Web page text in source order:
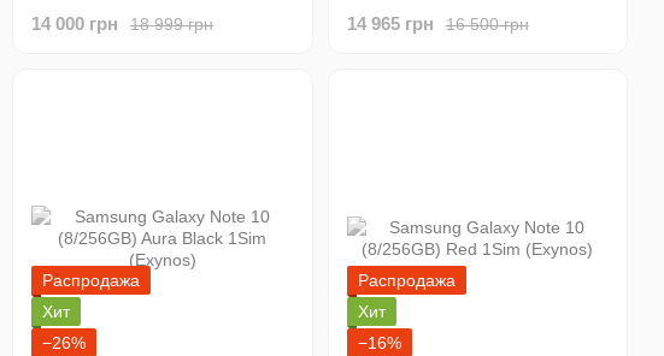
18 999 грн
14 000 грн 16 500 грн
14 965 грн
Распродажа
Хит
−26%
Распродажа
Хит
−16%